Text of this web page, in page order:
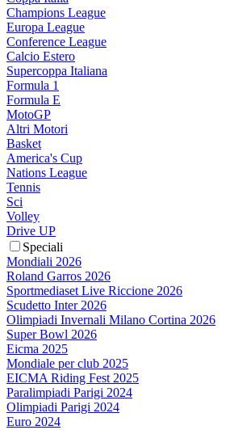
Champions League
Europa League
Conference League
Calcio Estero
Supercoppa Italiana
Formula 1
Formula E
MotoGP
Altri Motori
Basket
America's Cup
Nations League
Tennis
Sci
Volley
Drive UP
Speciali
Mondiali 2026
Roland Garros 2026
Sportmediaset Live Riccione 2026
Scudetto Inter 2026
Olimpiadi Invernali Milano Cortina 2026
Super Bowl 2026
Eicma 2025
Mondiale per club 2025
EICMA Riding Fest 2025
Paralimpiadi Parigi 2024
Olimpiadi Parigi 2024
Euro 2024